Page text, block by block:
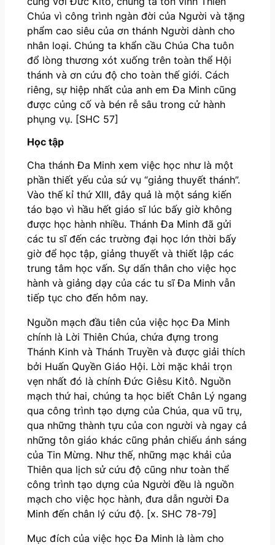
Chúa vì công trình ngàn đời của Người và tặng
phẩm cao siêu của ơn thánh Người dành cho
nhân loại. Chúng ta khẩn cầu Chúa Cha tuôn
đổ lòng thương xót xuống trên toàn thể Hội
thánh và ơn cứu độ cho toàn thế giới. Cách
riêng, sự hiệp nhất của anh em Đa Minh cũng
được củng cố và bén rễ sâu trong cử hành
phụng vụ. [SHC 57]
Học tập
Cha thánh Đa Minh xem việc học như là một
phần thiết yếu của sứ vụ “giảng thuyết thánh”.
Vào thế kỉ thứ XIII, đây quả là một sáng kiến
táo bạo vì hầu hết giáo sĩ lúc bấy giờ không
được học hành nhiều. Thánh Đa Minh đã gửi
các tu sĩ đến các trường đại học lớn thời bấy
giờ để học tập, giảng thuyết và thiết lập các
trung tâm học vấn. Sự dấn thân cho việc học
hành và giảng dạy của các tu sĩ Đa Minh vẫn
tiếp tục cho đến hôm nay.
Nguồn mạch đầu tiên của việc học Đa Minh
chính là Lời Thiên Chúa, chứa đựng trong
Thánh Kinh và Thánh Truyền và được giải thích
bởi Huấn Quyền Giáo Hội. Lời mặc khải trọn
vẹn nhất đó là chính Đức Giêsu Kitô. Nguồn
mạch thứ hai, chúng ta học biết Chân Lý ngang
qua công trình tạo dựng của Chúa, qua vũ trụ,
qua những thành tựu của con người và ngay cả
những tôn giáo khác cũng phản chiếu ánh sáng
của Tin Mừng. Như thế, những mạc khải của
Thiên qua lịch sử cứu độ cũng như toàn thể
công trình tạo dựng của Người đều là nguồn
mạch cho việc học hành, đưa dẫn người Đa
Minh đến chân lý cứu độ. [x. SHC 78-79]
Mục đích của việc học Đa Minh là làm cho